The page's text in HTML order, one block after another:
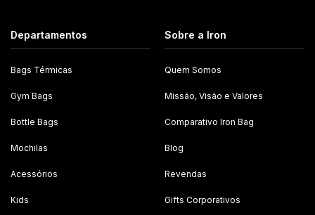
Departamentos
Bags Térmicas
Gym Bags
Bottle Bags
Mochilas
Acessórios
Kids
Sobre a Iron
Quem Somos
Missão, Visão e Valores
Comparativo Iron Bag
Blog
Revendas
Gifts Corporativos